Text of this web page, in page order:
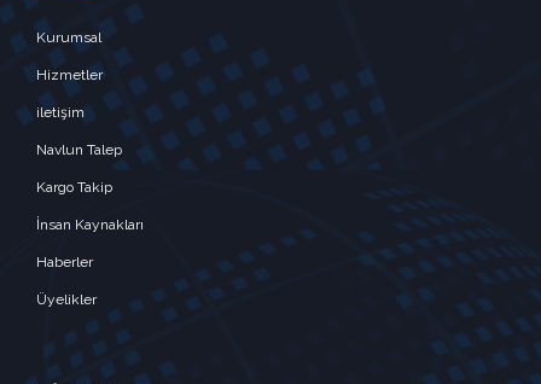
Kurumsal
Hizmetler
iletişim
Navlun Talep
Kargo Takip
İnsan Kaynakları
Haberler
Üyelikler